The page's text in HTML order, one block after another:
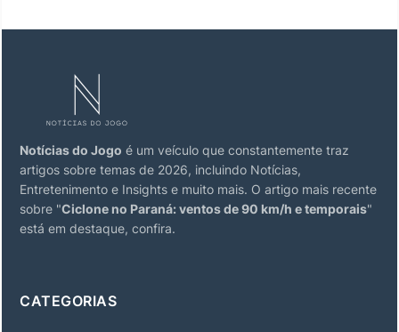
Notícias do Jogo é um veículo que constantemente traz
artigos sobre temas de 2026, incluindo Notícias,
Entretenimento e Insights e muito mais. O artigo mais recente
sobre "Ciclone no Paraná: ventos de 90 km/h e temporais"
está em destaque, confira.
CATEGORIAS